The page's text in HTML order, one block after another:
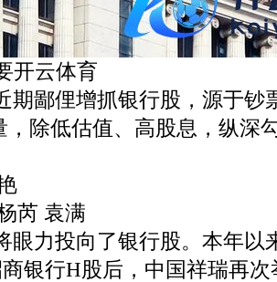
云体育
鄙俚增抓银行股，源于钞
，除低估值、高股息，纵深
袁满
力投向了银行股。本年以
银行H股后，中国祥瑞再